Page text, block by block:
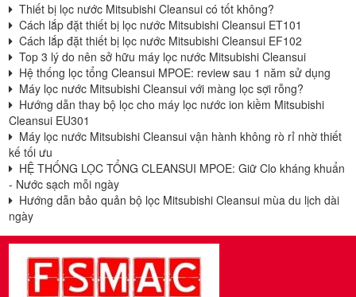
Thiết bị lọc nước Mitsubishi Cleansui có tốt không?
Cách lắp đặt thiết bị lọc nước Mitsubishi Cleansui ET101
Cách lắp đặt thiết bị lọc nước Mitsubishi Cleansui EF102
Top 3 lý do nên sở hữu máy lọc nước Mitsubishi Cleansui
Hệ thống lọc tổng Cleansui MPOE: review sau 1 năm sử dụng
Máy lọc nước Mitsubishi Cleansui với màng lọc sợi rỗng?
Hướng dẫn thay bộ lọc cho máy lọc nước ion kiềm Mitsubishi
Cleansui EU301
Máy lọc nước Mitsubishi Cleansui vận hành không rò rỉ nhờ thiết
kế tối ưu
HỆ THỐNG LỌC TỔNG CLEANSUI MPOE: Giữ Clo kháng khuẩn
- Nước sạch mỗi ngày
Hướng dẫn bảo quản bộ lọc Mitsubishi Cleansui mùa du lịch dài
ngày